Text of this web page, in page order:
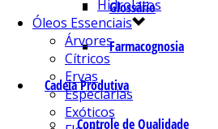
Glossário
Farmacognosia
Cadeia Produtiva
Controle de Qualidade
Hidrolatos
Óleos Essenciais
Árvores
Cítricos
Ervas
Especiarias
Exóticos